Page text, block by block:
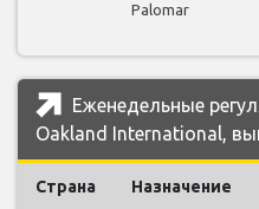
Palomar
Еженедельные
Oakland International,
Страна Назначение